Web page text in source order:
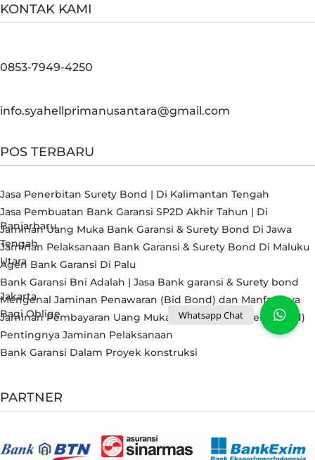
KONTAK KAMI
0853-7949-4250
info.syahellprimanusantara@gmail.com
POS TERBARU
Jasa Penerbitan Surety Bond | Di Kalimantan Tengah
Jasa Pembuatan Bank Garansi SP2D Akhir Tahun | Di
Banjarbaru
Jaminan Uang Muka Bank Garansi & Surety Bond Di Jawa
Tengah
Jaminan Pelaksanaan Bank Garansi & Surety Bond Di Maluku
Utara
Agen Bank Garansi Di Palu
Bank Garansi Bni Adalah | Jasa Bank garansi & Surety bond
Jakarta
Mengenal Jaminan Penawaran (Bid Bond) dan Manfaatnya
Bagi Oblige
Jaminan Pembayaran Uang Muka (Advance Payment Bond)
Pentingnya Jaminan Pelaksanaan
Bank Garansi Dalam Proyek konstruksi
PARTNER